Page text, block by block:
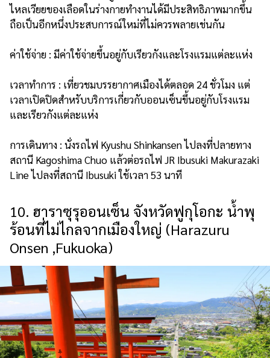
ไหลเวียยของเลือดในร่างกายทำงานได้มีประสิทธิภาพมากขึ้น
ถือเป็นอีกหนึ่งประสบการณ์ใหม่ที่ไม่ควรพลายเช่นกัน
ค่าใช้จ่าย : มีค่าใช้จ่ายขึ้นอยู่กับเรียวกังและโรงแรมแต่ละแห่ง
เวลาทำการ : เที่ยวชมบรรยากาศเมืองได้ตลอด 24 ชั่วโมง แต่
เวลาเปิดปิดสำหรับบริการเกี่ยวกับออนเซ็นขึ้นอยู่กับโรงแรม
และเรียวกังแต่ละแห่ง
การเดินทาง : นั่งรถไฟ Kyushu Shinkansen ไปลงที่ปลายทาง
สถานี Kagoshima Chuo แล้วต่อรถไฟ JR Ibusuki Makurazaki
Line ไปลงที่สถานี Ibusuki ใช้เวลา 53 นาที
10. ฮาราซุรุออนเซ็น จังหวัดฟูกุโอกะ น้ำพุ
ร้อนที่ไม่ไกลจากเมืองใหญ่ (Harazuru
Onsen ,Fukuoka)